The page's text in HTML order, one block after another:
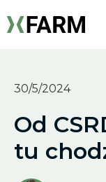
30/5/2024
Od
tu